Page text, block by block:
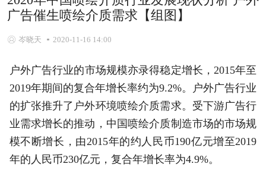
广告催生喷绘介质需求【组图】
岑晓天 2020-11-16 14:00
户外广告行业的市场规模亦录得稳定增长，2015年至
2019年期间的复合年增长率约为9.2%。户外广告行业
的扩张推升了户外环境喷绘介质需求。受下游广告行
业需求增长的推动，中国喷绘介质制造市场的市场规
模不断增长，由2015年的约人民币190亿元增至2019
年的人民币230亿元，复合年增长率为4.9%。